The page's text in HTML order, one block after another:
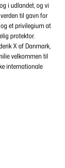
i udlandet, og vi
til gavn for
et privilegium at
protektor.
X af Danmark,
velkommen til
internationale